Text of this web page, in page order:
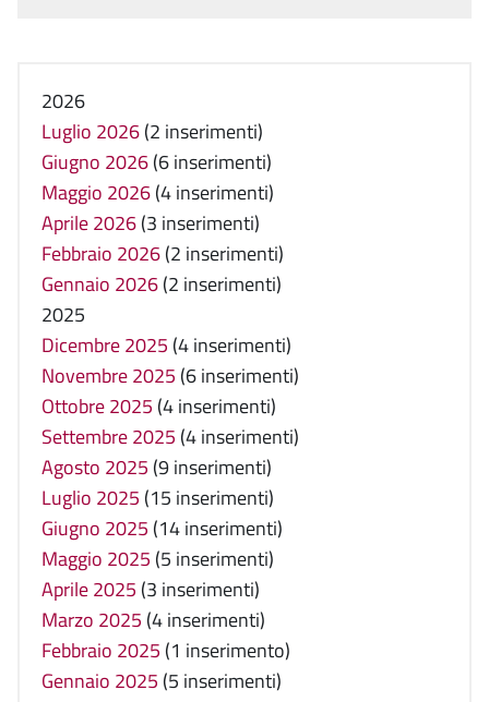
2026
Luglio 2026(2 inserimenti)
Giugno 2026(6 inserimenti)
Maggio 2026(4 inserimenti)
Aprile 2026(3 inserimenti)
Febbraio 2026(2 inserimenti)
Gennaio 2026(2 inserimenti)
2025
Dicembre 2025 (4 inserimenti)
Novembre 2025 (6 inserimenti)
Ottobre 2025 (4 inserimenti)
Settembre 2025 (4 inserimenti)
Agosto 2025 (9 inserimenti)
Luglio 2025 (15 inserimenti)
Giugno 2025 (14 inserimenti)
Maggio 2025 (5 inserimenti)
Aprile 2025 (3 inserimenti)
Marzo 2025 (4 inserimenti)
Febbraio 2025 (1 inserimento)
Gennaio 2025 (5 inserimenti)